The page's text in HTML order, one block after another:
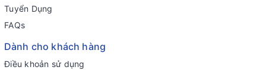
Tuyển Dụng
FAQs
Dành cho khách hàng
Điều khoản sử dụng